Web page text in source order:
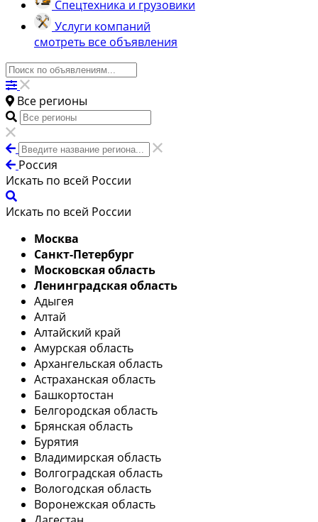
Спецтехника и грузовики
Услуги компаний
смотреть все объявления
Все регионы
Россия
Искать по всей России
Искать по всей России
Москва
Санкт-Петербург
Московская область
Ленинградская область
Адыгея
Алтай
Алтайский край
Амурская область
Архангельская область
Астраханская область
Башкортостан
Белгородская область
Брянская область
Бурятия
Владимирская область
Волгоградская область
Вологодская область
Воронежская область